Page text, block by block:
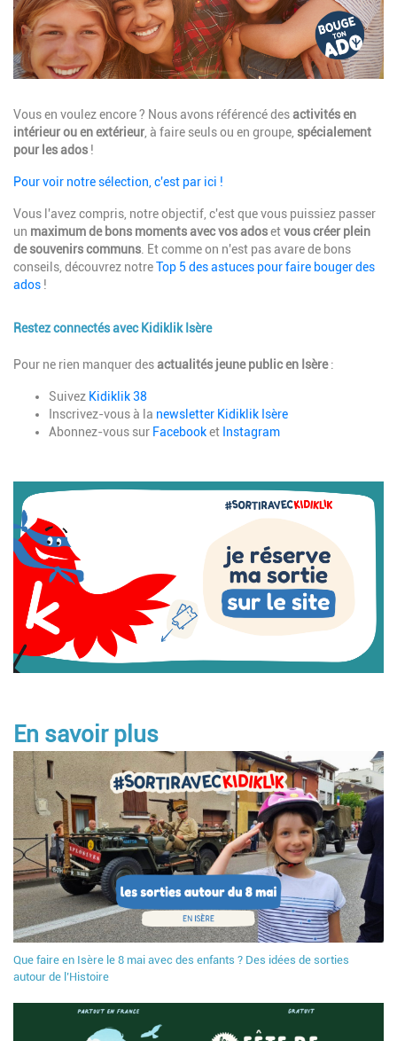
Description
Vous en voulez encore ? Nous avons référencé desactivités en
intérieur ou en extérieur, à faire seuls ou en groupe, spécialement
pour les ados !
Pour voir notre sélection, c'est par ici !
Vous l'avez compris, notre objectif, c'est que vous puissiez passer
un maximum de bons moments avec vos adosetvous créer plein
de souvenirs communs. Et comme on n'est pas avare de bons
conseils, découvrez notreTop 5 des astuces pour faire bouger des
ados !
Restez connectés avec Kidiklik Isère
Description
Pour ne rien manquer desactualités jeune publicen Isère:
Suivez Kidiklik 38
Inscrivez-vous à la newsletter Kidiklik Isère
Abonnez-vous sur Facebooket Instagram
Image
En savoir plus
Que faire en Isère le 8 mai avec des enfants ? Des idées de sorties
autour de l’Histoire